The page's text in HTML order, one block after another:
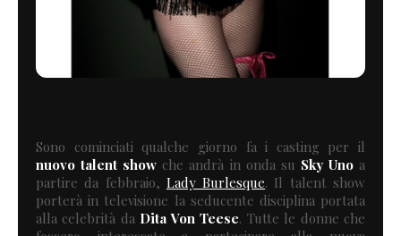
Sono cominciati qualche giorno fa i casting per il
nuovo talent show che andrà in onda su Sky Unoa
partire da febbraio, Lady Burlesque. Il talent show
porterà in televisione la seducente disciplina portata
alla celebrità da Dita Von Teese. Tutte le donne che